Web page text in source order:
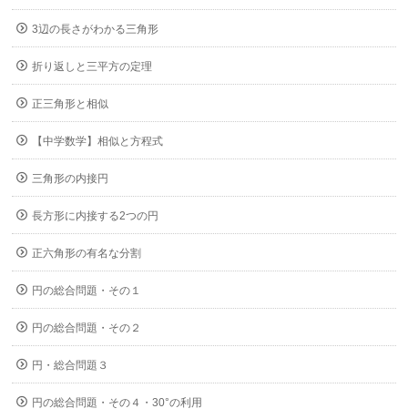
3辺の長さがわかる三角形
折り返しと三平方の定理
正三角形と相似
【中学数学】相似と方程式
三角形の内接円
長方形に内接する2つの円
正六角形の有名な分割
円の総合問題・その１
円の総合問題・その２
円・総合問題３
円の総合問題・その４・30°の利用